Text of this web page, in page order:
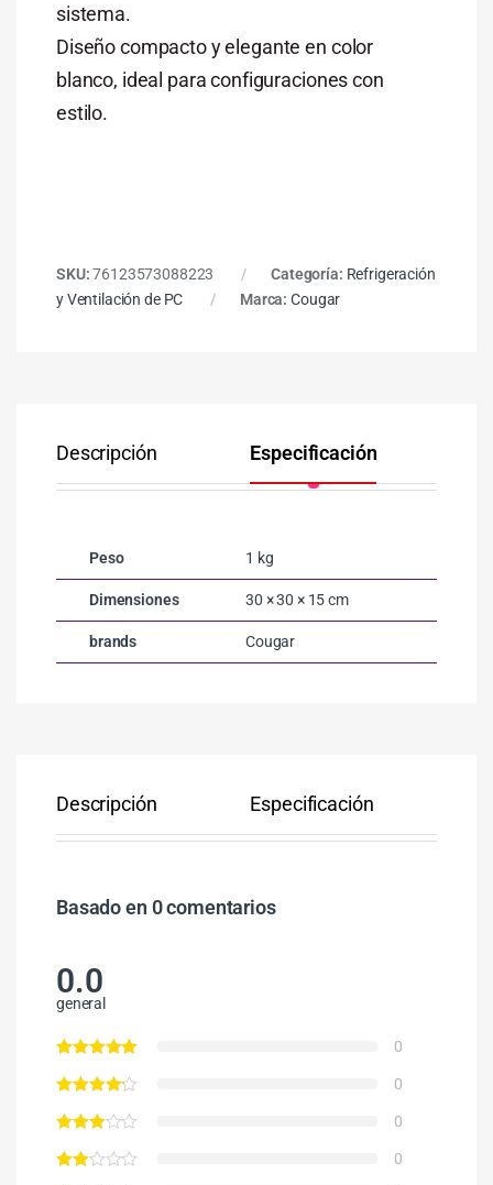
sistema.
Diseño compacto y elegante en color
blanco, ideal para configuraciones con
estilo.
SKU:76123573088223 Categoría: Refrigeración
y Ventilación de PC
Marca:Cougar
Descripción Especificación
Peso 1 kg
Dimensiones 30 × 30 × 15 cm
brands Cougar
Descripción Especificación
Basado en 0 comentarios
0.0
general
0
0
0
0